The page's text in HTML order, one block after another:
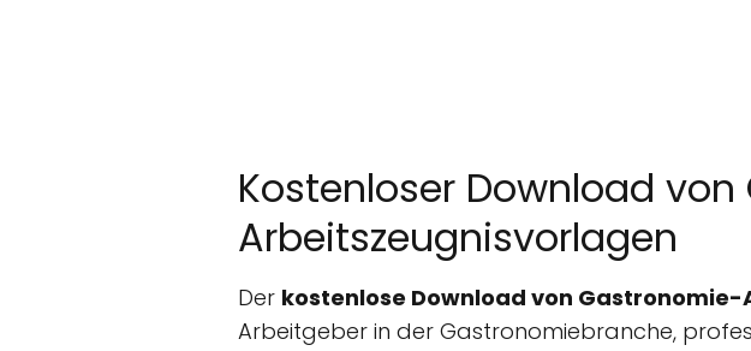
Kostenloser Download
Arbeitszeugnisvorlagen
Der kostenlose Download von
Arbeitgeber in der Gastronomiebranche,